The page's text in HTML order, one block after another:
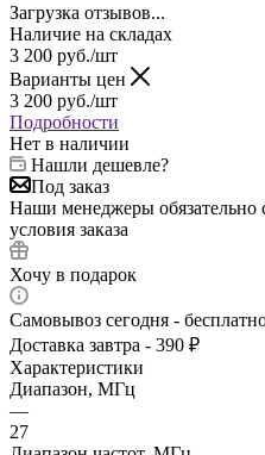
Загрузка отзывов...
Наличие на складах
3 200 руб./шт
Варианты цен
3 200 руб./шт
Подробности
Нет в наличии
Нашли дешевле?
Под заказ
Наши менеджеры обязательно
условия заказа
Хочу в подарок
Самовывоз сегодня -
Доставка завтра - 390 ₽
Характеристики
Диапазон, МГц
—
27